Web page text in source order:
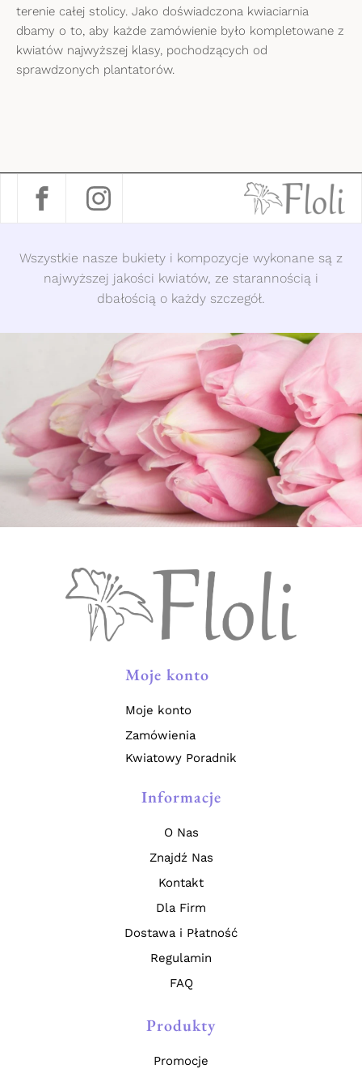
terenie całej stolicy. Jako doświadczona kwiaciarnia
dbamy o to, aby każde zamówienie było kompletowane z
kwiatów najwyższej klasy, pochodzących od
sprawdzonych plantatorów.
Wszystkie nasze bukiety i kompozycje wykonane są z
najwyższej jakości kwiatów, ze starannością i
dbałością o każdy szczegół.
Moje konto
Moje konto
Zamówienia
Kwiatowy Poradnik
Informacje
O Nas
Znajdź Nas
Kontakt
Dla Firm
Dostawa i Płatność
Regulamin
FAQ
Produkty
Promocje